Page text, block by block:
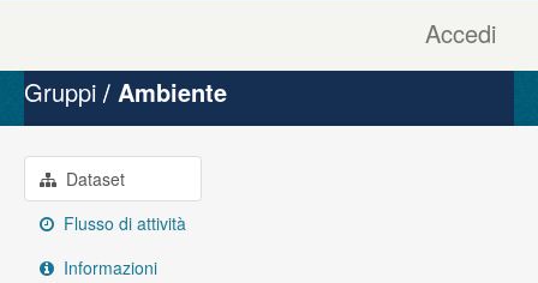
Accedi
Organizzazioni
Gruppi
Informazioni
Gruppi Ambiente
Dataset
Flusso di attività
Informazioni